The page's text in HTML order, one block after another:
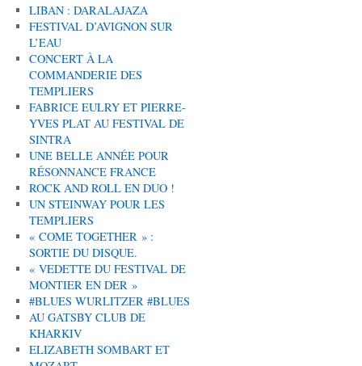
LIBAN : DARALAJAZA
FESTIVAL D’AVIGNON SUR
L’EAU
CONCERT À LA
COMMANDERIE DES
TEMPLIERS
FABRICE EULRY ET PIERRE-
YVES PLAT AU FESTIVAL DE
SINTRA
UNE BELLE ANNÉE POUR
RÉSONNANCE FRANCE
ROCK AND ROLL EN DUO !
UN STEINWAY POUR LES
TEMPLIERS
« COME TOGETHER » :
SORTIE DU DISQUE.
« VEDETTE DU FESTIVAL DE
MONTIER EN DER »
#BLUES WURLITZER #BLUES
AU GATSBY CLUB DE
KHARKIV
ELIZABETH SOMBART ET